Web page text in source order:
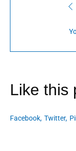
Like this
Facebook Twitter